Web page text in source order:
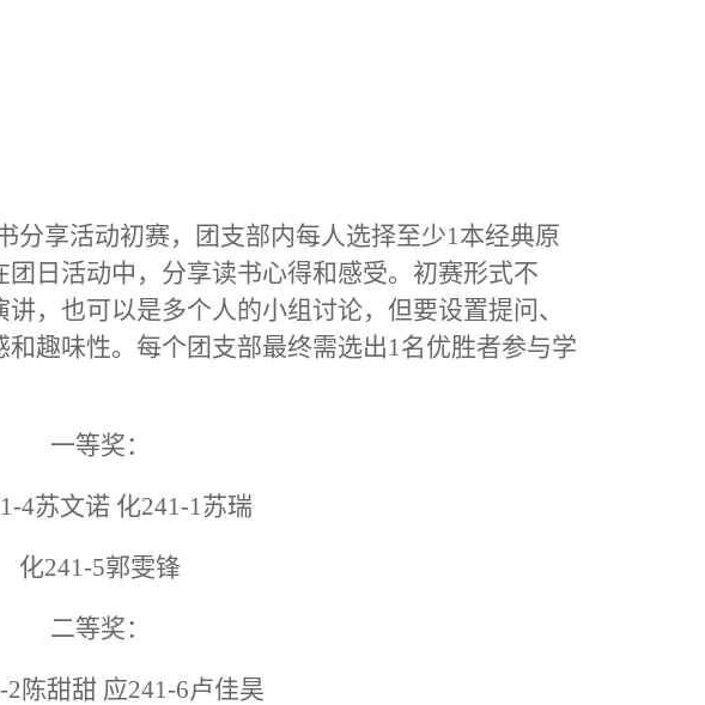
分享活动初赛，团支部内每人选择至少1本经典原
日活动中，分享读书心得和感受。初赛形式不
，也可以是多个人的小组讨论，但要设置提问、
趣味性。每个团支部最终需选出1名优胜者参与学
一等奖：
4苏文诺 化241-1苏瑞
化241-5郭雯锋
二等奖：
2陈甜甜 应241-6卢佳昊